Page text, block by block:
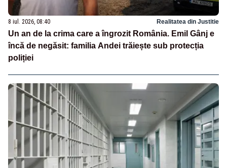
8 iul. 2026, 08:40 Realitatea din Justitie
Un an de la crima care a îngrozit România. Emil Gânj e
încă de negăsit: familia Andei trăiește sub protecția
poliției